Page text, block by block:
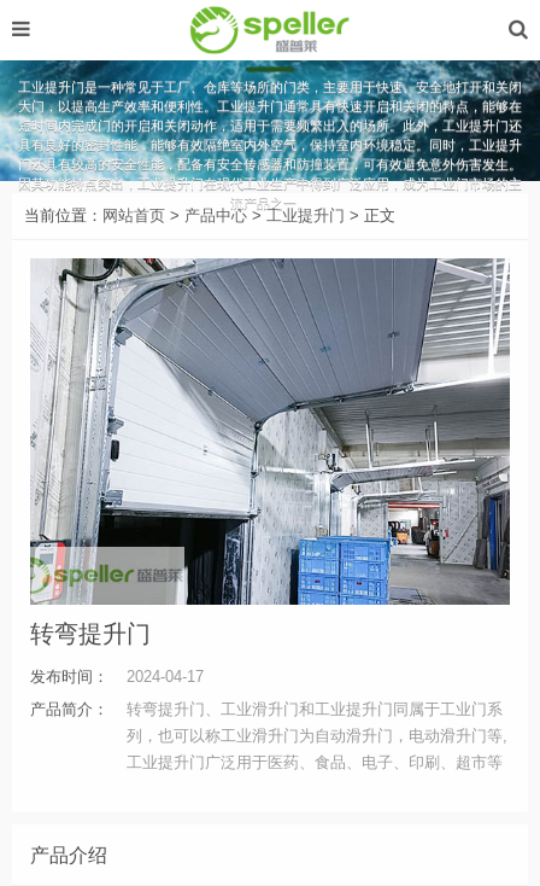
工业提升门
工业提升门是一种常见于工厂、仓库等场所的门类，主要用于快速、安全地打开和关闭
大门，以提高生产效率和便利性。工业提升门通常具有快速开启和关闭的特点，能够在
短时间内完成门的开启和关闭动作，适用于需要频繁出入的场所。此外，工业提升门还
具有良好的密封性能，能够有效隔绝室内外空气，保持室内环境稳定。同时，工业提升
门还具有较高的安全性能，配备有安全传感器和防撞装置，可有效避免意外伤害发生。
因其功能特点突出，工业提升门在现代工业生产中得到广泛应用，成为工业门市场的主
流产品之一。
当前位置： 网站首页 > 产品中心 >工业提升门 > 正文
转弯提升门
发布时间：
2024-04-17
产品简介：
转弯提升门、工业滑升门和工业提升门同属于工业门系
列，也可以称工业滑升门为自动滑升门，电动滑升门等,
工业提升门广泛用于医药、食品、电子、印刷、超市等
产品介绍